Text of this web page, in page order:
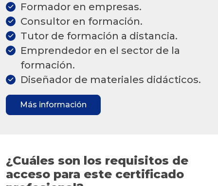
Formador en empresas.
Consultor en formación.
Tutor de formación a distancia.
Emprendedor en el sector de la
formación.
Diseñador de materiales didácticos.
Más información
¿Cuáles son los requisitos de
acceso para este certificado